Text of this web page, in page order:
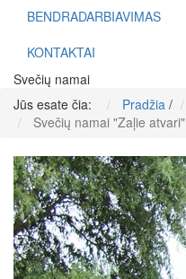
BENDRADARBIAVIMAS
KONTAKTAI
Svečių namai
Jūs esate čia:
Pradžia /
Svečių namai "Zaļie atvari"